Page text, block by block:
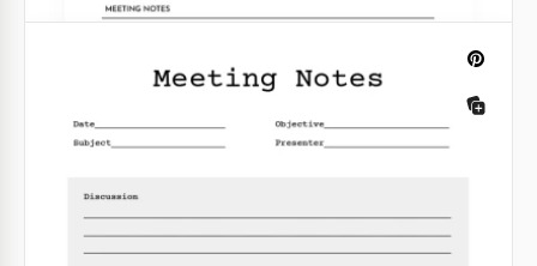
Note de réunion structurée
Google Docs